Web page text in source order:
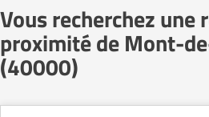
Vous recherchez une
proximité de Mont-
(40000)